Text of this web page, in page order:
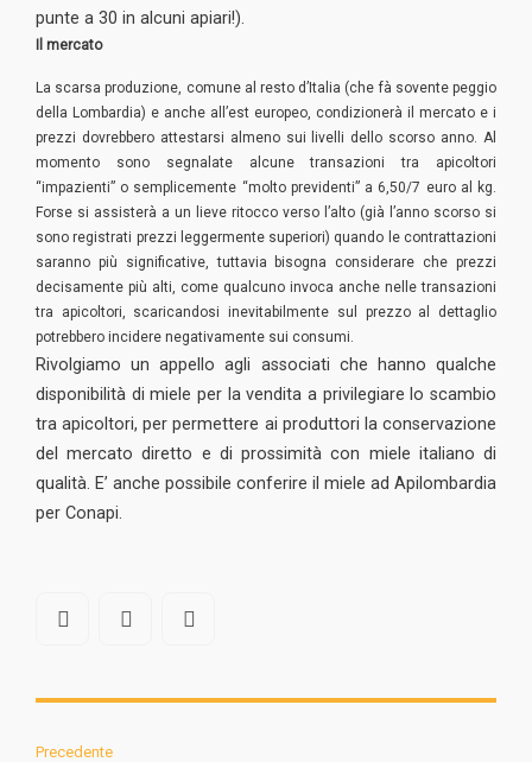
punte a 30 in alcuni apiari!).
Il mercato
La scarsa produzione, comune al resto d’Italia (che fà sovente peggio
della Lombardia) e anche all’est europeo, condizionerà il mercato e i
prezzi dovrebbero attestarsi almeno sui livelli dello scorso anno. Al
momento sono segnalate alcune transazioni tra apicoltori
“impazienti” o semplicemente “molto previdenti” a 6,50/7 euro al kg.
Forse si assisterà a un lieve ritocco verso l’alto (già l’anno scorso si
sono registrati prezzi leggermente superiori) quando le contrattazioni
saranno più significative, tuttavia bisogna considerare che prezzi
decisamente più alti, come qualcuno invoca anche nelle transazioni
tra apicoltori, scaricandosi inevitabilmente sul prezzo al dettaglio
potrebbero incidere negativamente sui consumi.
Rivolgiamo un appello agli associati che hanno qualche
disponibilità di miele per la vendita a privilegiare lo scambio
tra apicoltori, per permettere ai produttori la conservazione
del mercato diretto e di prossimità con miele italiano di
qualità. E’ anche possibile conferire il miele ad Apilombardia
per Conapi.
Precedente